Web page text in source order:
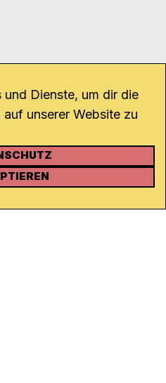
Dienste, um dir die
unserer Website zu